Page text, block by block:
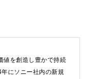
値を創造し豊かで持続
にソニー社内の新規